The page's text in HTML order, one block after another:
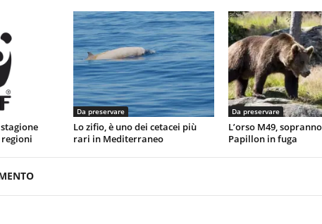
Da preservare
Lo zifio, è uno dei cetacei più
rari in Mediterraneo
Da preservare
L’orso M49,
Papillon in fuga